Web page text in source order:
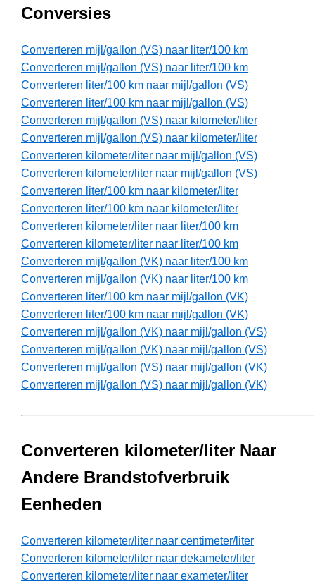
Conversies
Converteren mijl/gallon (VS) naar liter/100 km
Converteren mijl/gallon (VS) naar liter/100 km
Converteren liter/100 km naar mijl/gallon (VS)
Converteren liter/100 km naar mijl/gallon (VS)
Converteren mijl/gallon (VS) naar kilometer/liter
Converteren mijl/gallon (VS) naar kilometer/liter
Converteren kilometer/liter naar mijl/gallon (VS)
Converteren kilometer/liter naar mijl/gallon (VS)
Converteren liter/100 km naar kilometer/liter
Converteren liter/100 km naar kilometer/liter
Converteren kilometer/liter naar liter/100 km
Converteren kilometer/liter naar liter/100 km
Converteren mijl/gallon (VK) naar liter/100 km
Converteren mijl/gallon (VK) naar liter/100 km
Converteren liter/100 km naar mijl/gallon (VK)
Converteren liter/100 km naar mijl/gallon (VK)
Converteren mijl/gallon (VK) naar mijl/gallon (VS)
Converteren mijl/gallon (VK) naar mijl/gallon (VS)
Converteren mijl/gallon (VS) naar mijl/gallon (VK)
Converteren mijl/gallon (VS) naar mijl/gallon (VK)
Converteren kilometer/liter Naar
Andere Brandstofverbruik
Eenheden
Converteren kilometer/liter naar centimeter/liter
Converteren kilometer/liter naar dekameter/liter
Converteren kilometer/liter naar exameter/liter